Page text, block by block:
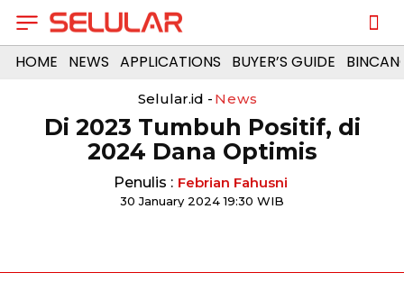
HOME NEWS APPLICATIONS BUYER’S GUIDE
Selular.id - News
Di 2023 Tumbuh Positif, di
2024 Dana Optimis
Penulis : Febrian Fahusni
30 January 2024 19:30 WIB